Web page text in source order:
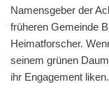
Namensgeber der
früheren Gemeinde
Heimatforscher.
seinem grünen
ihr Engagement liken.